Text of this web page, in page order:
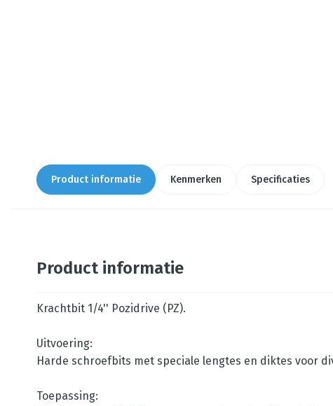
Product informatie Kenmerken Specificaties
Product informatie
Krachtbit 1/4'' Pozidrive (PZ).
Uitvoering:
Harde schroefbits met speciale lengtes en diktes voor
Toepassing: